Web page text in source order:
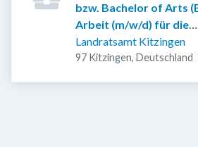
bzw. Bachelor of Arts
Arbeit (m/w/d) für die
Bezirkssozialarbeit
Landratsamt Kitzingen
97 Kitzingen, Deutschland